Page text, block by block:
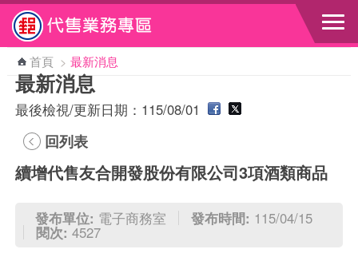
跳到主要內容區塊
首頁 > 最新消息
最新消息
最後檢視/更新日期：115/08/01
回列表
續增代售友合開發股份有限公司3項酒類商品
發布單位: 電子商務室 發布時間: 115/04/15
閱次: 4527